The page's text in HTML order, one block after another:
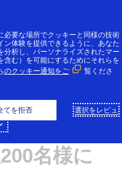
ローソン
2020オリ
ットを
日よりキ
タート～
名様に
要な場所でクッキーと同様の技術
体験を提供できるように、あなた
析し、パーソナライズされたマー
む）を可能にするためにそれらを
のクッキー通知をご
覧くださ
てを拒否
選択をレビュ